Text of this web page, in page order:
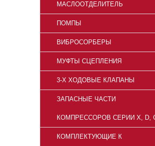
МАСЛООТДЕЛИТЕЛЬ
ПОМПЫ
ВИБРОСОРБЕРЫ
МУФТЫ СЦЕПЛЕНИЯ
3-Х ХОДОВЫЕ КЛАПАНЫ
ЗАПАСНЫЕ ЧАСТИ
КОМПРЕССОРОВ СЕРИИ X, D,
КОМПЛЕКТУЮЩИЕ К